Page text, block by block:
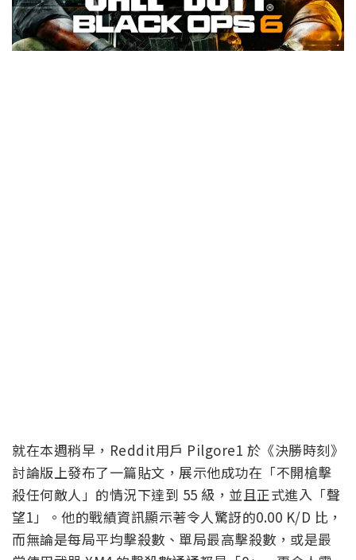
就在本週稍早，Reddit用戶 Pilgore1 於《決勝時刻》
討論版上發布了一篇貼文，展示他成功在「不開槍擊
殺任何敵人」的情況下達到 55 級，並且正式進入「聲
望1」。他的戰績資訊顯示著令人驚訝的0.00 K/D 比，
而無論是每局平均擊殺數、單局最高擊殺數，或是最